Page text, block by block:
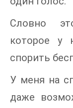
Словно
которое у
спорить
У меня на
даже